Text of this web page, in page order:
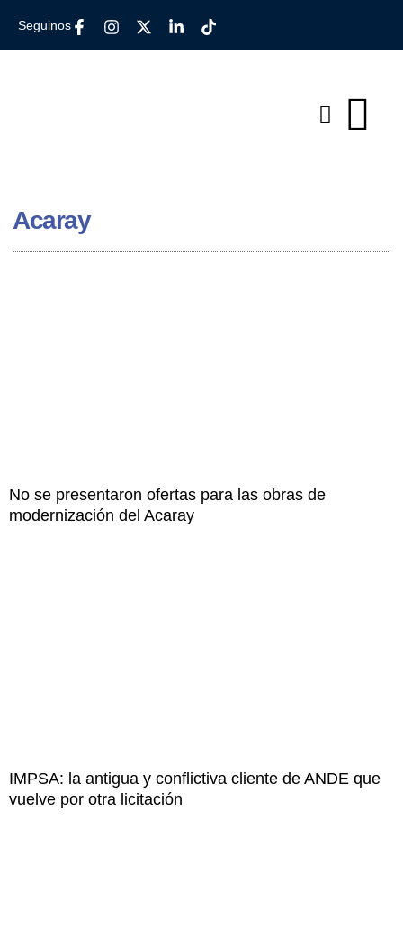
Seguinos
Acaray
No se presentaron ofertas para las obras de
modernización del Acaray
IMPSA: la antigua y conflictiva cliente de ANDE que
vuelve por otra licitación